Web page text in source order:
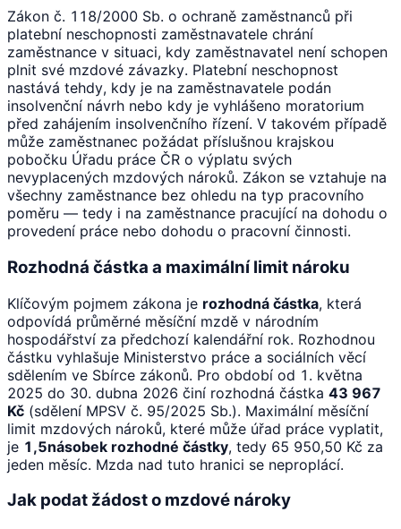
Zákon č. 118/2000 Sb. o ochraně zaměstnanců při
platební neschopnosti zaměstnavatele chrání
zaměstnance v situaci, kdy zaměstnavatel není schopen
plnit své mzdové závazky. Platební neschopnost
nastává tehdy, kdy je na zaměstnavatele podán
insolvenční návrh nebo kdy je vyhlášeno moratorium
před zahájením insolvenčního řízení. V takovém případě
může zaměstnanec požádat příslušnou krajskou
pobočku Úřadu práce ČR o výplatu svých
nevyplacených mzdových nároků. Zákon se vztahuje na
všechny zaměstnance bez ohledu na typ pracovního
poměru — tedy i na zaměstnance pracující na dohodu o
provedení práce nebo dohodu o pracovní činnosti.
Rozhodná částka a maximální limit nároku
Klíčovým pojmem zákona je rozhodná částka, která
odpovídá průměrné měsíční mzdě v národním
hospodářství za předchozí kalendářní rok. Rozhodnou
částku vyhlašuje Ministerstvo práce a sociálních věcí
sdělením ve Sbírce zákonů. Pro období od 1. května
2025 do 30. dubna 2026 činí rozhodná částka 43 967
Kč (sdělení MPSV č. 95/2025 Sb.). Maximální měsíční
limit mzdových nároků, které může úřad práce vyplatit,
je 1,5násobek rozhodné částky, tedy 65 950,50 Kč za
jeden měsíc. Mzda nad tuto hranici se neproplácí.
Jak podat žádost o mzdové nároky